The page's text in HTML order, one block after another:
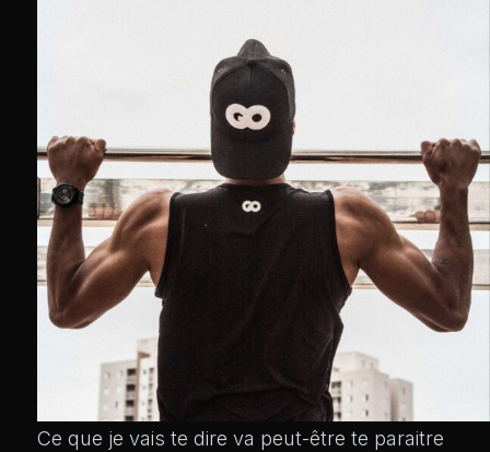
Ce que je vais te dire va peut-être te paraitre